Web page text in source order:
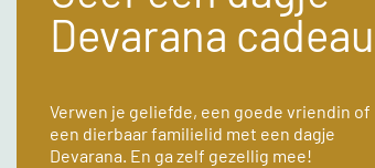
Devarana cadeau
Verwen je geliefde, een goede vriendin of
een dierbaar familielid met een dagje
Devarana. En ga zelf gezellig mee!